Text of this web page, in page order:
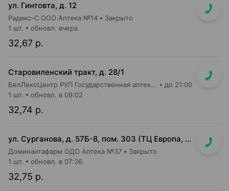
ул. Гинтовта, д. 12
Радикс-С ООО Аптека №14 Закрыто
32,67 р.
1 шт. обновл. вчера
Старовиленский тракт, д. 28/1
БелЛекоЦентр РУП Государственная аптека №22 до 21:00
32,74 р.
1 шт. обновл. в 09:02
ул. Сурганова, д. 57Б-8, пом. 303 (ТЦ Европа, 3 этаж)
Доминантафарм ОДО Аптека №37 Закрыто
32,75 р.
1 шт. обновл. в 07:36